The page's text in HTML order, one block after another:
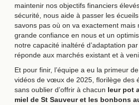
maintenir nos objectifs financiers
sécurité, nous aide à passer les
savons pas où on va exactement mais
grande confiance en nous et un
notre capacité inaltéré d’adaptation
réponde aux marchés existant et à
Et pour finir, l’équipe a eu la primeur
vidéos de vœux de 2025, florilège des
sans oublier d’offrir à chacun leur pot
miel de St Sauveur et les bonbons